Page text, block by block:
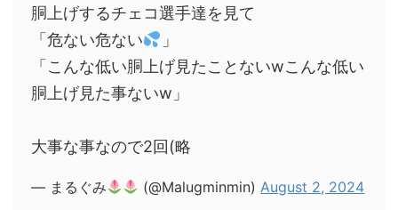
胴上げするチェコ選手達を見て
「危ない危ない
」
「こんな低い胴上げ見たことないwこんな低い
胴上げ見た事ないw」
大事な事なので2回(略
— まるぐみ (@Malugminmin)August 2, 2024